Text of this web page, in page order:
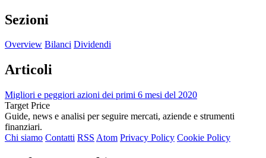
Sezioni
Overview Bilanci Dividendi
Articoli
Migliori e peggiori azioni dei primi 6 mesi del 2020
Target Price
Guide, news e analisi per seguire mercati, aziende e strumenti
finanziari.
Chi siamo Contatti RSS Atom Privacy Policy Cookie Policy